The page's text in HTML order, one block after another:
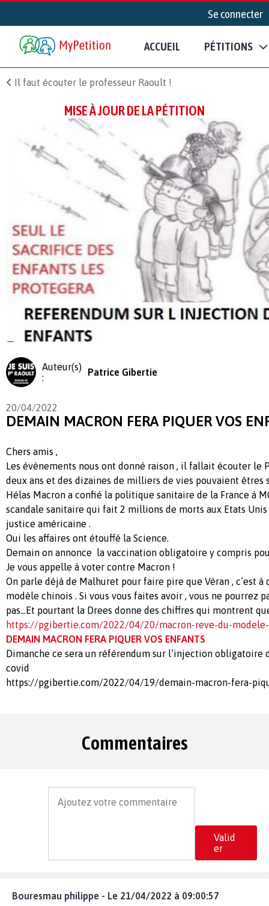
Se connecter
ACCUEIL PÉTITIONS
Il faut écouter le professeur Raoult !
MISE À JOUR DE LA PÉTITION
Auteur(s)
:
Patrice Gibertie
20/04/2022
DEMAIN MACRON FERA PIQUER VOS
Chers amis ,
Les évènements nous ont donné raison , il fallait écouter le
deux ans et des dizaines de milliers de vies pouvaient êtres
Hélas Macron a confié la politique sanitaire de la France à
scandale sanitaire qui fait 2 millions de morts aux Etats
justice américaine .
Oui les affaires ont étouffé la Science.
Demain on annonce la vaccination obligatoire y compris
Je vous appelle à voter contre Macron !
On parle déjà de Malhuret pour faire pire que Véran , c’est
modèle chinois . Si vous vous faites avoir , vous ne pourrez
pas…Et pourtant la Drees donne des chiffres qui montrent
https://pgibertie.com/2022/04/20/macron-reve-du-
DEMAIN MACRON FERA PIQUER VOS ENFANTS
Dimanche ce sera un référendum sur l’injection obligatoire
covid
https://pgibertie.com/2022/04/19/demain-macron-fera-
Commentaires
Valid
er
Bouresmau philippe - Le 21/04/2022 à 09:00:57